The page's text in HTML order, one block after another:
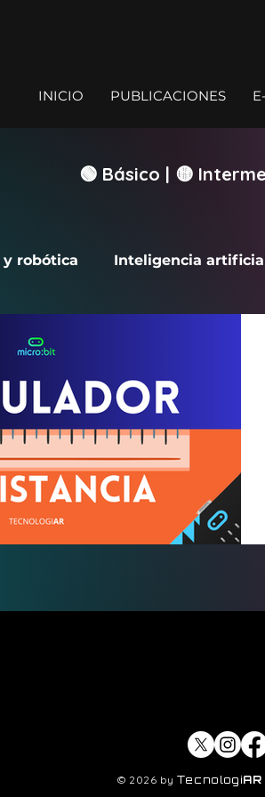
INICIO PUBLICACIONES
🟢 Básico | 🟡
robótica Inteligencia
© 2026 by TecnologiAR